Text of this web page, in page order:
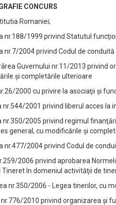
CONCURS
Romaniei;
nr.188/1999 privind Statutul
nr.7/2004 privind Codul de
Guvernului nr.11/2013 privind
şi completările ulterioare
2000 cu privire la asociaţii şi
nr.544/2001 privind liberul acces
nr.350/2005 privind regimul
general, cu modificările şi
nr.477/2004 privind Codul de
2006 privind aprobarea
Tineret în domeniul activităţii de
nr.350/2006 - Legea tinerilor, cu
nr.776/2010 privind organizarea şi